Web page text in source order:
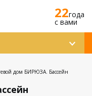
22года
c вами
дом БИРЮЗА. Бассейн